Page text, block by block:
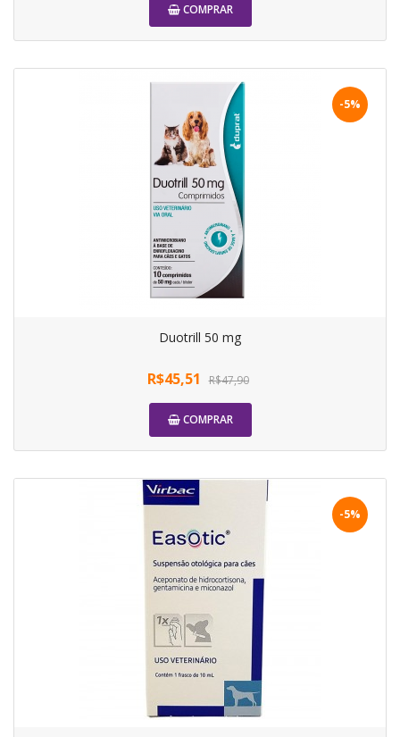
COMPRAR
-5%
Duotrill 50 mg
R$45,51 R$47,90
COMPRAR
-5%